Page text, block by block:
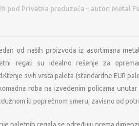
pod Privatna preduzeća – autor: Metal
od naših proizvoda iz asortimana
regali su idealno rešenje za
svih vrsta paleta (standardne EUR
roba na izvedenim policama
ili poprečnom smeru, zavisno od